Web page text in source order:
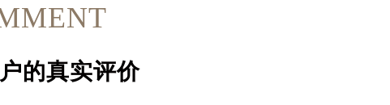
伯特
中心
中心)
是中山江诗丹顿维修服务中心
(中山江诗丹顿维修保养中心)
的真实评价